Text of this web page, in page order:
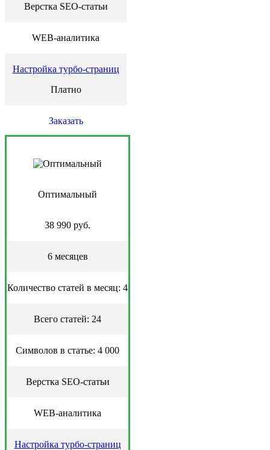
Верстка SEO-статьи
WEB-аналитика
Настройка турбо-страниц
Платно
Заказать
Оптимальный
38 990 руб.
6 месяцев
Количество статей в месяц: 4
Всего статей: 24
Символов в статье: 4 000
Верстка SEO-статьи
WEB-аналитика
Настройка турбо-страниц